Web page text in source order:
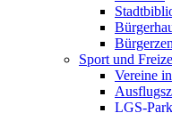
Sport und
Vereine
LGS-Park